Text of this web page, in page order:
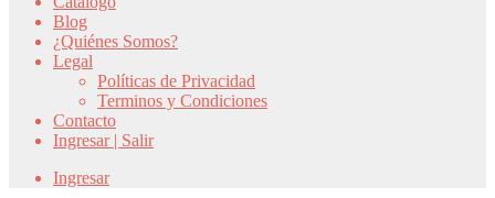
Blog
¿Quiénes Somos?
Legal
Políticas de Privacidad
Terminos y Condiciones
Contacto
Ingresar | Salir
Ingresar